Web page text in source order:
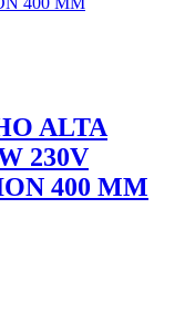
ALTA
230V
400 MM